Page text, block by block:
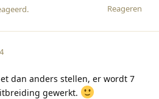
Reageren
.
dan anders stellen, er wordt 7
gewerkt.